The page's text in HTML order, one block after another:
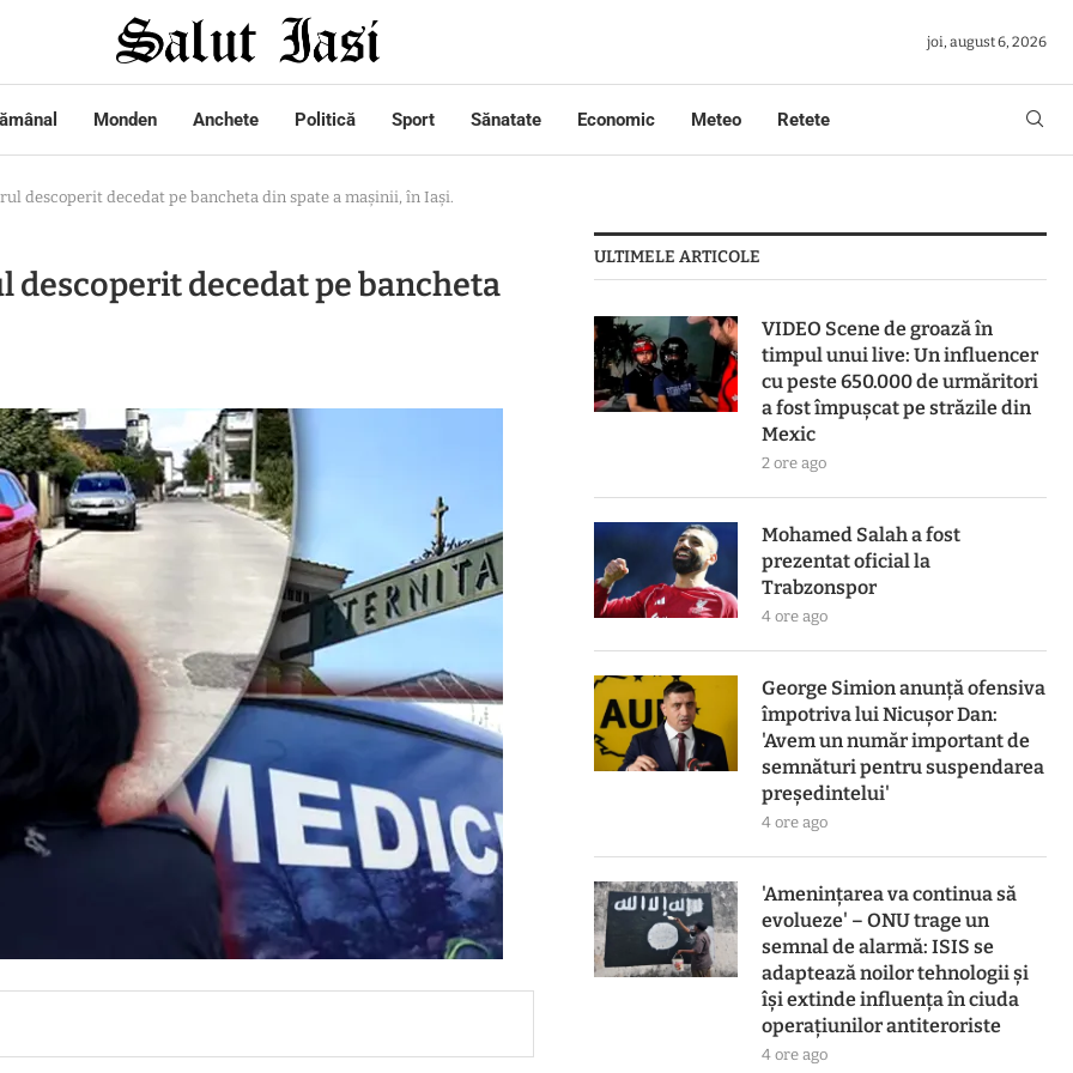
joi, august 6, 2026
Monden Anchete Politică Sport Sănatate Economic Meteo Retete
descoperit decedat pe bancheta din spate a mașinii, în Iași.
decedat pe bancheta
ULTIMELE ARTICOLE
VIDEO Scene de groază în
timpul unui live: Un influencer
cu peste 650.000 de urmăritori
a fost împușcat pe străzile din
Mexic
2 ore ago
Mohamed Salah a fost
prezentat oficial la
Trabzonspor
4 ore ago
George Simion anunță ofensiva
împotriva lui Nicușor Dan:
'Avem un număr important de
semnături pentru suspendarea
președintelui'
4 ore ago
'Amenințarea va continua să
evolueze' – ONU trage un
semnal de alarmă: ISIS se
adaptează noilor tehnologii și
își extinde influența în ciuda
operațiunilor antiteroriste
4 ore ago